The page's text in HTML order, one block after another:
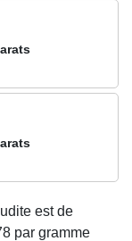
est de
par gramme